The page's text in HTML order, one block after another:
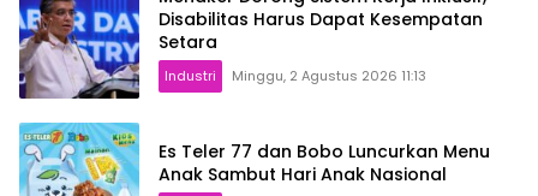
Disabilitas Harus Dapat Kesempatan
Setara
Industri Minggu, 2 Agustus 2026 11:13
Es Teler 77 dan Bobo Luncurkan Menu
Anak Sambut Hari Anak Nasional